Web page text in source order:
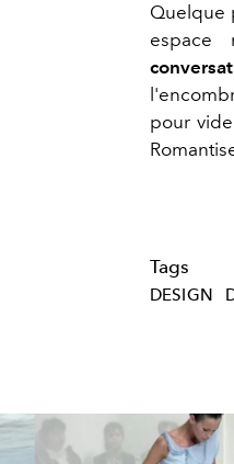
Quelque
espace
pour
Tags
DESIGN